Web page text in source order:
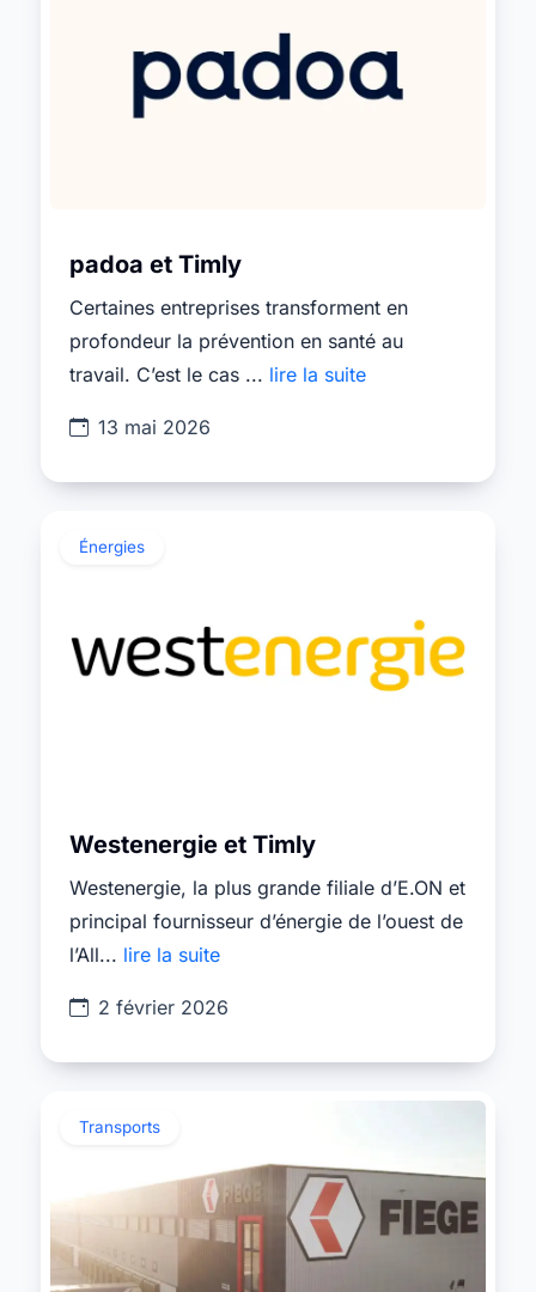
padoa et Timly
Certaines entreprises transforment en
profondeur la prévention en santé au
travail. C’est le cas ... lire la suite
13 mai 2026
Énergies
Westenergie et Timly
Westenergie, la plus grande filiale d’E.ON et
principal fournisseur d’énergie de l’ouest de
l’All... lire la suite
2 février 2026
Transports